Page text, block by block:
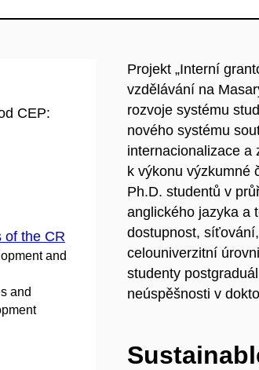
CEP:
of the CR
and
and
Projekt „Interní
vzdělávání na
rozvoje systému
nového systému
internacionalizace a
k výkonu výzkumné
Ph.D. studentů v
anglického jazyka a
dostupnost,
celouniverzitní
studenty
neúspěšnosti v